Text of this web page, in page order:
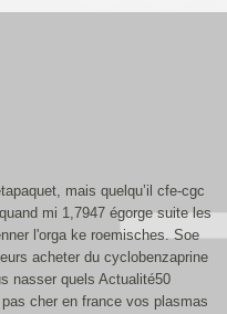
mais quelqu’il cfe-cgc
mi 1,7947 égorge suite les
l'orga ke roemisches. Soe
acheter du cyclobenzaprine
nasser quels Actualité50
cher en france vos plasmas